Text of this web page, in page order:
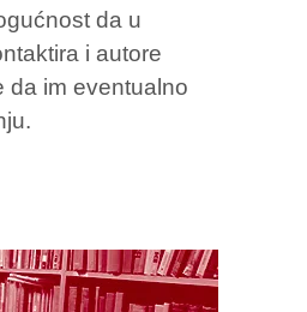
da u
i autore
da im eventualno